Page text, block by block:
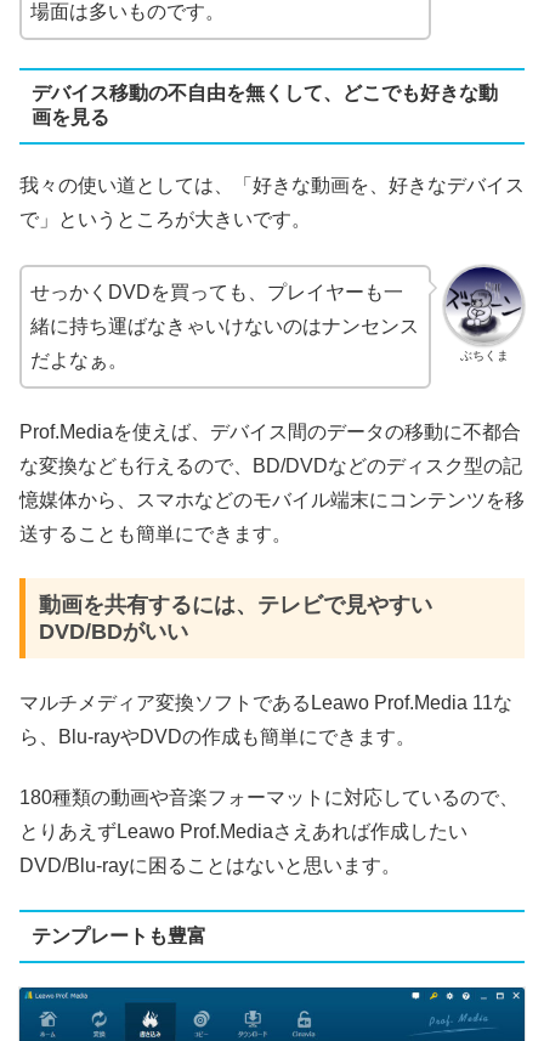
場面は多いものです。
デバイス移動の不自由を無くして、どこでも好きな動
画を見る
我々の使い道としては、「好きな動画を、好きなデバイス
で」というところが大きいです。
ぶちくま
せっかくDVDを買っても、プレイヤーも一
緒に持ち運ばなきゃいけないのはナンセンス
だよなぁ。
Prof.Mediaを使えば、デバイス間のデータの移動に不都合
な変換なども行えるので、BD/DVDなどのディスク型の記
憶媒体から、スマホなどのモバイル端末にコンテンツを移
送することも簡単にできます。
動画を共有するには、テレビで見やすい
DVD/BDがいい
マルチメディア変換ソフトであるLeawo Prof.Media 11な
ら、Blu-rayやDVDの作成も簡単にできます。
180種類の動画や音楽フォーマットに対応しているので、
とりあえずLeawo Prof.Mediaさえあれば作成したい
DVD/Blu-rayに困ることはないと思います。
テンプレートも豊富